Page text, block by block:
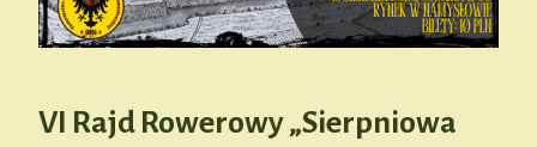
VI Rajd Rowerowy „Sierpniowa